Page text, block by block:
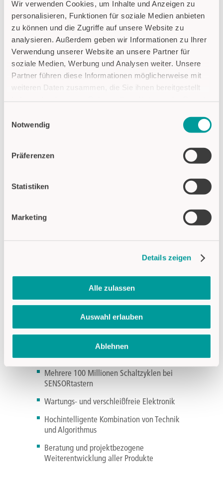
Wir verwenden Cookies, um Inhalte und Anzeigen zu
personalisieren, Funktionen für soziale Medien anbieten
zu können und die Zugriffe auf unsere Website zu
analysieren. Außerdem geben wir Informationen zu Ihrer
Verwendung unserer Website an unsere Partner für
soziale Medien, Werbung und Analysen weiter. Unsere
Partner führen diese Informationen möglicherweise mit
weiteren Daten zusammen, die Sie ihnen bereitgestellt
Notwendig
Präferenzen
Statistiken
Marketing
Details zeigen
Alle zulassen
Auswahl erlauben
Ablehnen
Gewicht, Lärm sowie Vibrationen
beitragen und zusätzliche Kosten für
Wartungen und Verschleiß verhindern.
Denn die Notwendigkeit mechanischer
Befestigungen (Schrauben, Muttern,
Bohren/Schneiden von Löchern) sowie
Lagerkosten für Montagewerkzeuge und -
Taster und Schalter sind darüber hinaus sehr
ihre Konstruktion mit beweglichen Bauteilen.
elektronische Taster sind komplett verschleiß-
QUALITÄT UND LANGLEBIGKEIT
GARANTIERT
verlassen sich auf das jahrzehntelange Know-
How von CAPTRON. Hersteller von
Stadtbussen und Schienenfahrzeugen sowie
haben einen guten Grund, sich für Produkte
aus dem Hause CAPTRON zu entscheiden:
Mehrere 100 Millionen Schaltzyklen bei
SENSORtastern
Wartungs- und verschleißfreie Elektronik
Hochintelligente Kombination von Technik
und Algorithmus
Beratung und projektbezogene
Weiterentwicklung aller Produkte